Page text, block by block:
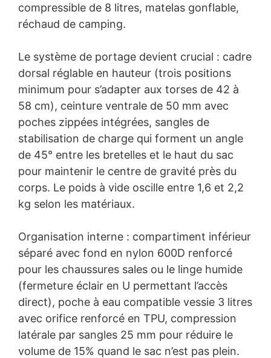
compressible de 8 litres, matelas gonflable,
réchaud de camping.
Le système de portage devient crucial : cadre
dorsal réglable en hauteur (trois positions
minimum pour s’adapter aux torses de 42 à
58 cm), ceinture ventrale de 50 mm avec
poches zippées intégrées, sangles de
stabilisation de charge qui forment un angle
de 45° entre les bretelles et le haut du sac
pour maintenir le centre de gravité près du
corps. Le poids à vide oscille entre 1,6 et 2,2
kg selon les matériaux.
Organisation interne : compartiment inférieur
séparé avec fond en nylon 600D renforcé
pour les chaussures sales ou le linge humide
(fermeture éclair en U permettant l’accès
direct), poche à eau compatible vessie 3 litres
avec orifice renforcé en TPU, compression
latérale par sangles 25 mm pour réduire le
volume de 15% quand le sac n’est pas plein.